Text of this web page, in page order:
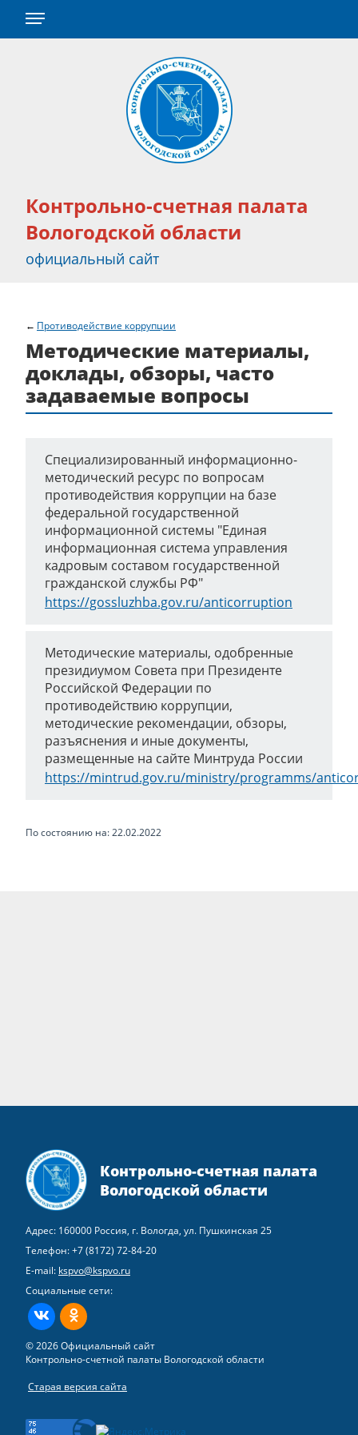
Контрольно-счетная палата
Вологодской области
официальный сайт
Противодействие коррупции
Методические материалы,
доклады, обзоры, часто
задаваемые вопросы
Специализированный информационно-
методический ресурс по вопросам
противодействия коррупции на базе
федеральной государственной
информационной системы "Единая
информационная система управления
кадровым составом государственной
гражданской службы РФ"
https://gossluzhba.gov.ru/anticorruption
Методические материалы, одобренные
президиумом Совета при Президенте
Российской Федерации по
противодействию коррупции,
методические рекомендации, обзоры,
разъяснения и иные документы,
размещенные на сайте Минтруда России
https://mintrud.gov.ru/ministry/programms/
По состоянию на: 22.02.2022
Контрольно-счетная палата
Вологодской области
Адрес: 160000 Россия, г. Вологда, ул. Пушкинская 25
Телефон:+7 (8172) 72-84-20
E-mail: kspvo@kspvo.ru
Социальные сети:
ВКонтактеОдноклассники
© 2026 Официальный сайт
Контрольно-счетной палаты Вологодской области
Старая версия сайта